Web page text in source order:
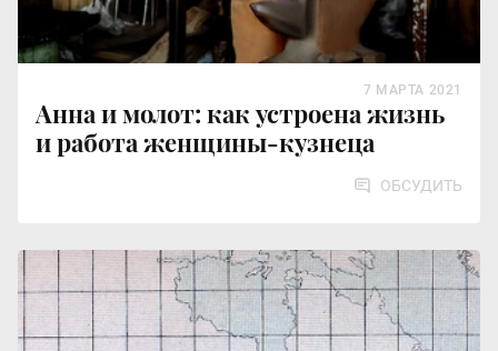
Анна и молот: как устроена жизнь
и работа женщины-кузнеца
7 МАРТА 2021
ОБСУДИТЬ